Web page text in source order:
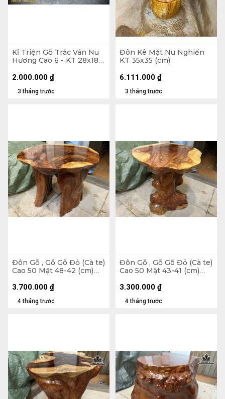
Kỉ Triện Gỗ Trắc Ván Nu
Hương Cao 6 - KT 28x18
3 tháng trước
2.000.000 ₫
Đôn Kê Mặt Nu Nghiến
KT 35x35 (cm)
3 tháng trước
6.111.000 ₫
Đôn Gỗ , Gỗ Gõ Đỏ (Cà te)
Cao 50 Mặt 48-42 (cm)
4 tháng trước
3.700.000 ₫
Đôn Gỗ , Gỗ Gõ Đỏ (Cà te)
Cao 50 Mặt 43-41 (cm)
4 tháng trước
3.300.000 ₫